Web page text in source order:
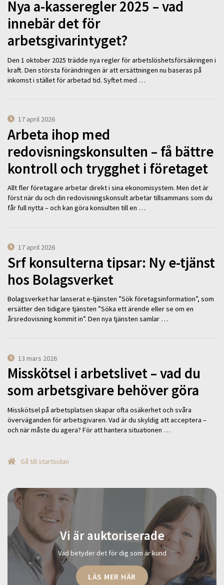
Nya a-kasseregler 2025 – vad
innebär det för
arbetsgivarintyget?
Den 1 oktober 2025 trädde nya regler för arbetslöshetsförsäkringen i
kraft. Den största förändringen är att ersättningen nu baseras på
inkomst i stället för arbetad tid. Syftet med …
17 april 2026
Arbeta ihop med
redovisningskonsulten – få bättre
kontroll och trygghet i företaget
Allt fler företagare arbetar direkt i sina ekonomisystem. Men det är
först när du och din redovisningskonsult arbetar tillsammans som du
får full nytta – och kan göra konsulten till en …
17 april 2026
Srf konsulterna tipsar: Ny e-tjänst
hos Bolagsverket
Bolagsverket har lanserat e-tjänsten ”Sök företagsinformation”, som
ersätter den tidigare tjänsten ”Söka ett ärende eller se om en
årsredovisning kommit in”. Den nya tjänsten samlar …
13 mars 2026
Misskötsel i arbetslivet – vad du
som arbetsgivare behöver göra
Misskötsel på arbetsplatsen skapar ofta osäkerhet och svåra
överväganden för arbetsgivaren. Vad är du skyldig att acceptera –
och när måste du agera? För att hantera situationen …
Gå till startsidan
Vi är auktoriserade
Vad betyder det för dig som är kund
LÄS MER HÄR